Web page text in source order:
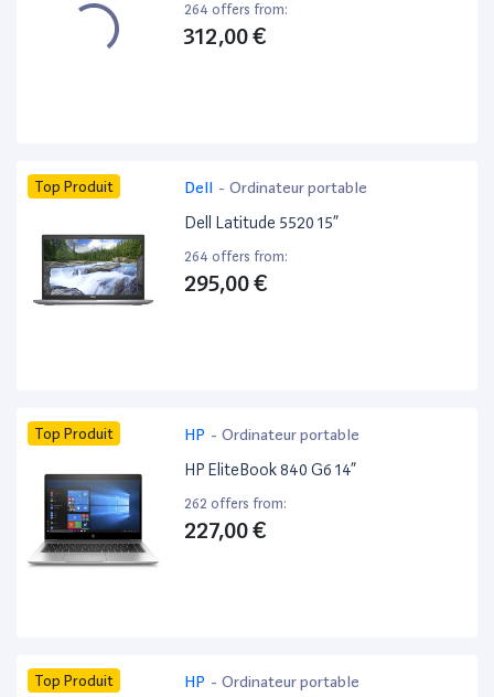
264 offers from:
312,00 €
Top Produit Dell - Ordinateur portable
Dell Latitude 5520 15”
264 offers from:
295,00 €
Top Produit HP - Ordinateur portable
HP EliteBook 840 G6 14”
262 offers from:
227,00 €
Top Produit HP - Ordinateur portable